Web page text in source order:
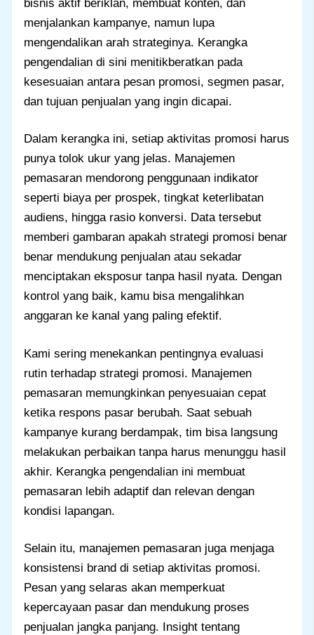
bisnis aktif beriklan, membuat konten, dan
menjalankan kampanye, namun lupa
mengendalikan arah strateginya. Kerangka
pengendalian di sini menitikberatkan pada
kesesuaian antara pesan promosi, segmen pasar,
dan tujuan penjualan yang ingin dicapai.
Dalam kerangka ini, setiap aktivitas promosi harus
punya tolok ukur yang jelas. Manajemen
pemasaran mendorong penggunaan indikator
seperti biaya per prospek, tingkat keterlibatan
audiens, hingga rasio konversi. Data tersebut
memberi gambaran apakah strategi promosi benar
benar mendukung penjualan atau sekadar
menciptakan eksposur tanpa hasil nyata. Dengan
kontrol yang baik, kamu bisa mengalihkan
anggaran ke kanal yang paling efektif.
Kami sering menekankan pentingnya evaluasi
rutin terhadap strategi promosi. Manajemen
pemasaran memungkinkan penyesuaian cepat
ketika respons pasar berubah. Saat sebuah
kampanye kurang berdampak, tim bisa langsung
melakukan perbaikan tanpa harus menunggu hasil
akhir. Kerangka pengendalian ini membuat
pemasaran lebih adaptif dan relevan dengan
kondisi lapangan.
Selain itu, manajemen pemasaran juga menjaga
konsistensi brand di setiap aktivitas promosi.
Pesan yang selaras akan memperkuat
kepercayaan pasar dan mendukung proses
penjualan jangka panjang. Insight tentang